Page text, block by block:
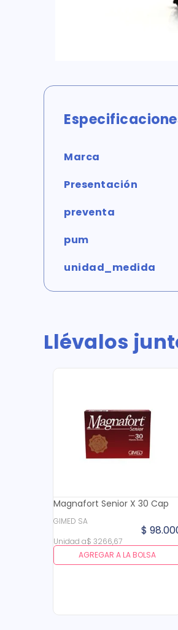
Marca
Presentación
preventa
pum
unidad_medida
Llévalos
Magnafort Senior X 30 Cap
GIMED SA
$ 98.
Unidad a$ 3266,67
AGREGAR A LA BOLSA